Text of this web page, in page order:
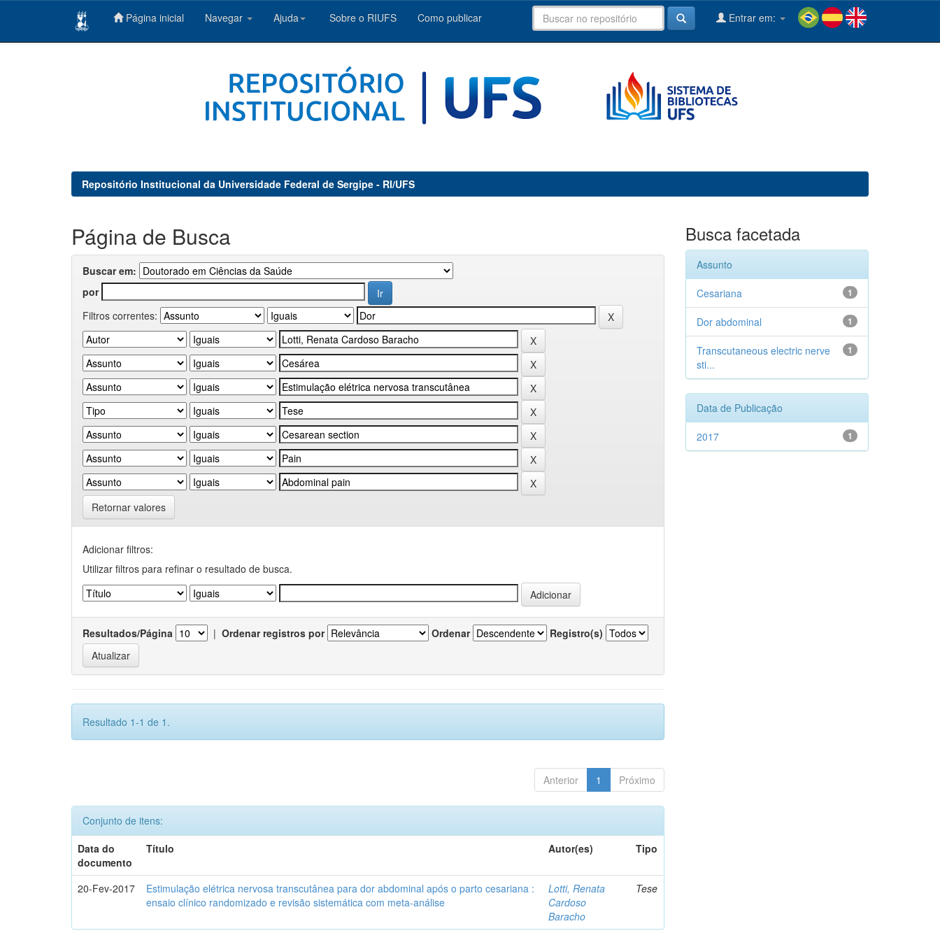
Página inicial Navegar Ajuda Sobre o RIUFS Como publicar Entrar em:
Repositório Institucional da Universidade Federal de Sergipe - RI/UFS
Página de Busca
Buscar em:
por
Filtros correntes:
Retornar valores
Adicionar filtros:
Utilizar filtros para refinar o resultado de busca.
Resultados/Página | Ordenar registros por Ordenar Registro(s)
Resultado 1-1 de 1.
Anterior 1 Próximo
Conjunto de itens:
Data do
documento
Título Autor(es) Tipo
20-Fev-2017
Estimulação elétrica nervosa transcutânea para dor abdominal após o parto cesariana :
ensaio clínico randomizado e revisão sistemática com meta-análise
Lotti, Renata
Cardoso
Baracho
Tese
Busca facetada
Assunto
1
Cesariana
1
Dor abdominal
1
Transcutaneous electric nerve
sti...
Data de Publicação
1
2017